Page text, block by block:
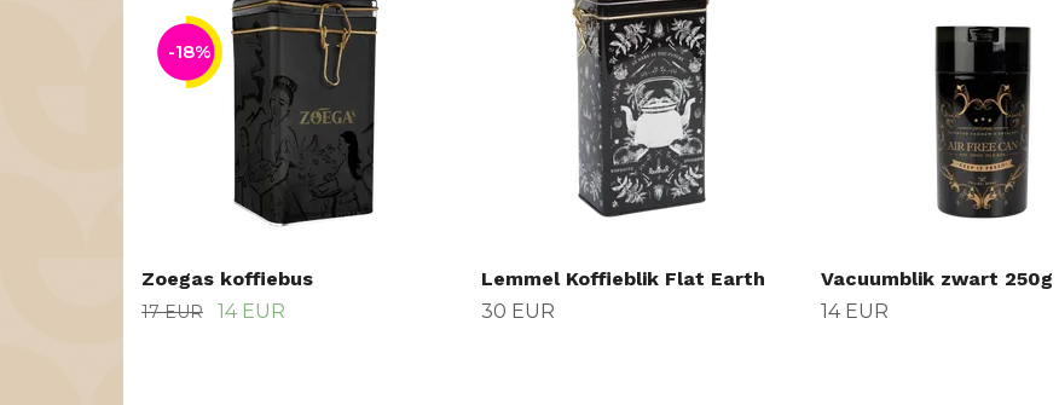
-18%
Zoegas koffiebus
17 EUR 14 EUR
Lemmel Koffieblik Flat Earth
30 EUR
Vacuumblik zwart 250g
14 EUR